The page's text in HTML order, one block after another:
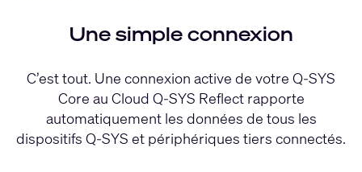
Une simple connexion
C’est tout. Une connexion active de votre Q-SYS
Core au Cloud Q-SYS Reflect rapporte
automatiquement les données de tous les
dispositifs Q-SYS et périphériques tiers connectés.